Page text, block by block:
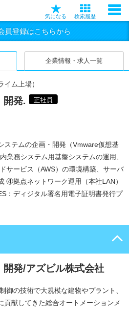
気になる 検索履歴
員登録はこちらから
企業情報・求人一覧
ム上場）
開発. 正社員
テムの企画・開発（Vmware仮想基
業務システム用基盤システムの運用、
サービス（AWS）の環境構築、サーバ
④拠点ネットワーク運用（本社LAN）
ディジタル署名用電子証明書発行プ
発/アズビル株式会社
御の技術で大規模な建物やプラント、
貢献してきた総合オートメーションメ